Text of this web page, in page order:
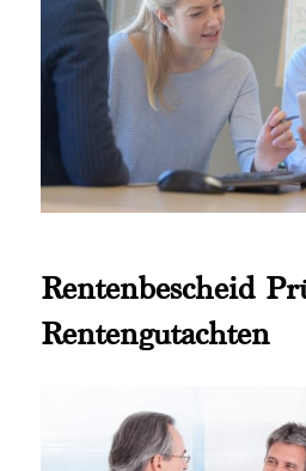
Rentenbescheid
Rentengutachten